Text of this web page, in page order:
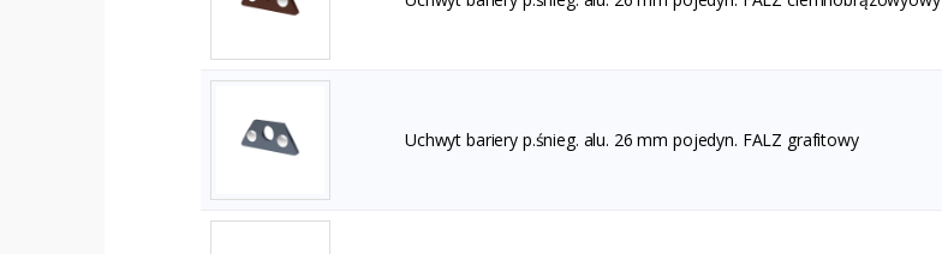
Uchwyt bariery p.śnieg. alu. 26 mm pojedyn. FALZ grafitowy